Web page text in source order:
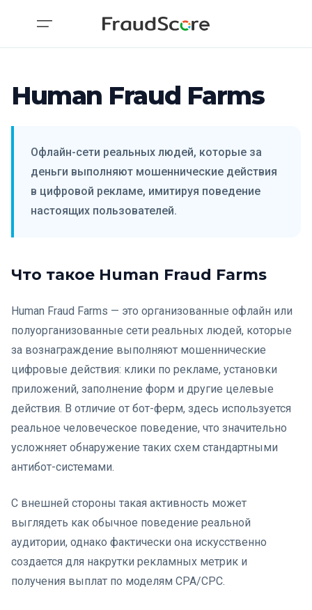
Human Fraud Farms
Офлайн-сети реальных людей, которые за
деньги выполняют мошеннические действия
в цифровой рекламе, имитируя поведение
настоящих пользователей.
Что такое Human Fraud Farms
Human Fraud Farms — это организованные офлайн или
полуорганизованные сети реальных людей, которые
за вознаграждение выполняют мошеннические
цифровые действия: клики по рекламе, установки
приложений, заполнение форм и другие целевые
действия. В отличие от бот-ферм, здесь используется
реальное человеческое поведение, что значительно
усложняет обнаружение таких схем стандартными
антибот-системами.
С внешней стороны такая активность может
выглядеть как обычное поведение реальной
аудитории, однако фактически она искусственно
создается для накрутки рекламных метрик и
получения выплат по моделям CPA/CPC.